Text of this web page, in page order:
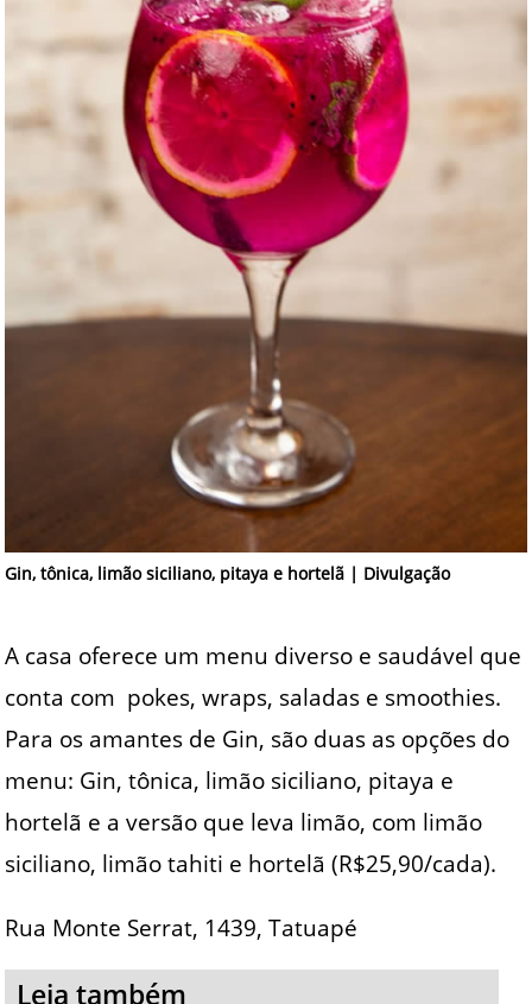
Gin, tônica, limão siciliano, pitaya e hortelã | Divulgação
A casa oferece um menu diverso e saudável que
conta com pokes, wraps, saladas e smoothies.
Para os amantes de Gin, são duas as opções do
menu: Gin, tônica, limão siciliano, pitaya e
hortelã e a versão que leva limão, com limão
siciliano, limão tahiti e hortelã (R$25,90/cada).
Rua Monte Serrat, 1439, Tatuapé
Leia também